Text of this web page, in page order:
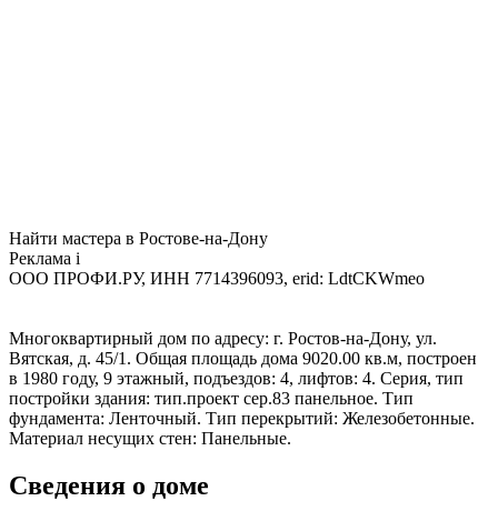
Найти мастера в Ростове-на-Дону
Реклама i
ООО ПРОФИ.РУ, ИНН 7714396093, erid: LdtCKWmeo
Многоквартирный дом по адресу: г. Ростов-на-Дону, ул.
Вятская, д. 45/1. Общая площадь дома 9020.00 кв.м, построен
в 1980 году, 9 этажный, подъездов: 4, лифтов: 4. Серия, тип
постройки здания: тип.проект сер.83 панельное. Тип
фундамента: Ленточный. Тип перекрытий: Железобетонные.
Материал несущих стен: Панельные.
Сведения о доме